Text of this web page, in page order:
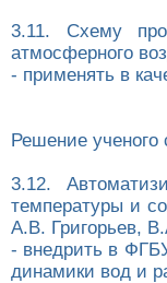
3.11. Схему
атмосферного
- применять в
Решение ученого
3.12.
температуры и
А.В. Григорьев,
- внедрить в
динамики вод и